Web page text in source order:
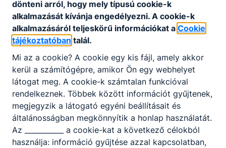
dönteni arról, hogy mely típusú cookie-k
alkalmazását kívánja engedélyezni. A cookie-k
alkalmazásáról teljeskörű információkat a Cookie
tájékoztatóban talál.
Mi az a cookie? A cookie egy kis fájl, amely akkor
kerül a számítógépre, amikor Ön egy webhelyet
látogat meg. A cookie-k számtalan funkcióval
rendelkeznek. Többek között információt gyűjtenek,
megjegyzik a látogató egyéni beállításait és
általánosságban megkönnyítik a honlap használatát.
Az ___________ a cookie-kat a következő célokból
használja: információ gyűjtése azzal kapcsolatban,